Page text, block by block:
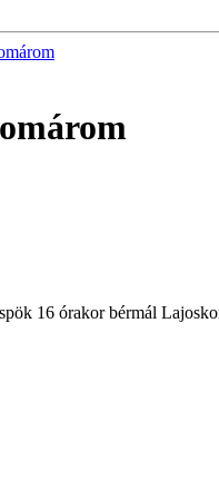
16 órakor bérmál